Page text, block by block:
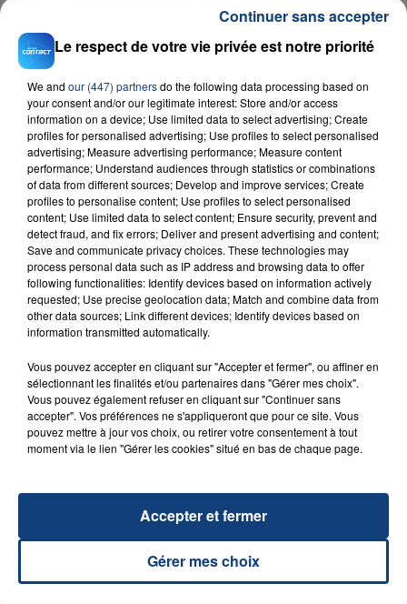
23 juillet 2026
INCENDIE MORTEL À LENS : UNE FEMME ET
SON BÉBÉ ENTRE LA VIE ET LA...
Un homme s'est immolé par le feu après avoir
aspergé sa compagne et leur bébé de trois mois
d'un liquide inflammable.
20 juillet 2026
UNE ADOLESCENTE DEVANT SE FAIRE
OPÉRER DE LA CHEVILLE RESSORT DE LA...
La famille a porté plainte contre la clinique qui a
excuses.
TITRES DIFFUSÉS
20h53
20h53 20h49
20h49
Le respect de votre vie privée est notre priorité
We and our (447) partnersdo the following data processing based on
your consent and/or our legitimate interest: Store and/or access
information on a device; Use limited data to select advertising; Create
profiles for personalised advertising; Use profiles to select personalised
advertising; Measure advertising performance; Measure content
performance; Understand audiences through statistics or combinations
of data from different sources; Develop and improve services; Create
profiles to personalise content; Use profiles to select personalised
content; Use limited data to select content; Ensure security, prevent and
detect fraud, and fix errors; Deliver and present advertising and content;
Save and communicate privacy choices. These technologies may
process personal data such as IP address and browsing data to offer
following functionalities: Identify devices based on information actively
requested; Use precise geolocation data; Match and combine data from
other data sources; Link different devices; Identify devices based on
information transmitted automatically.
Vous pouvez accepter en cliquant sur "Accepter et fermer", ou affiner en
sélectionnant les finalités et/ou partenaires dans "Gérer mes choix".
Vous pouvez également refuser en cliquant sur "Continuer sans
accepter". Vos préférences ne s'appliqueront que pour ce site. Vous
pouvez mettre à jour vos choix, ou retirer votre consentement à tout
moment via le lien "Gérer les cookies" situé en bas de chaque page.
Gérer mes choix
Accepter et fermer
Continuer sans accepter